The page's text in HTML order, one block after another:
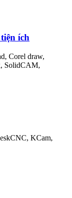
ích
Corel draw,
SolidCAM,
KCam,